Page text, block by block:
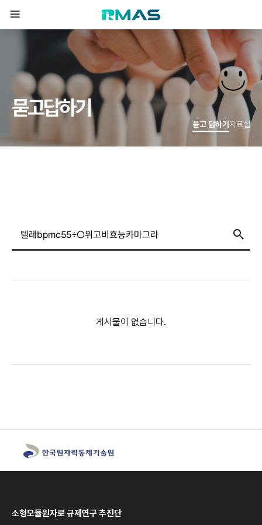
묻고답하기
묻고 답하기 자료실
게시물이 없습니다.
소형모듈원자로 규제연구 추진단